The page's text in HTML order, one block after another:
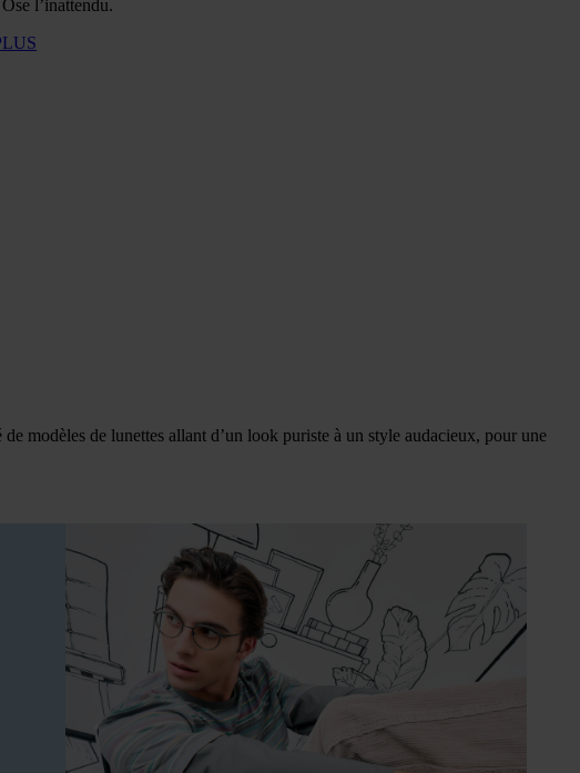
l’inattendu.
modèles de lunettes allant d’un look puriste à un style audacieux, pour une